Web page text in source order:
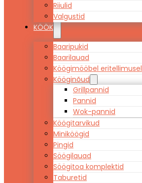
Riiulid
Valgustid
KÖÖK
Baaripukid
Baarilauad
Köögimööbel eritellimusel
Kööginõud
Grillpannid
Pannid
Wok-pannid
Köögitarvikud
Miniköögid
Pingid
Söögilauad
Söögitoa komplektid
Taburetid